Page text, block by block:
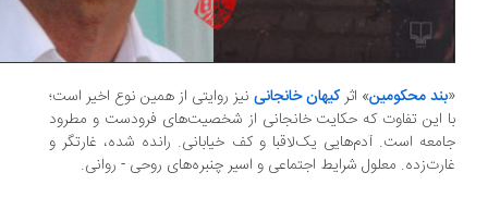
بند محکومین» اثرکیهان خانجانینیز روایتی از همین نوع اخیر است؛
این تفاوت که حکایت خانجانی از شخصیت‌های فرودست و مطرود
است. آدم‌هایی یک‌لاقبا و کف خیابانی. رانده شده، غارتگر و
معلول شرایط اجتماعی و اسیر چنبره‌های روحی‌ - روانی.